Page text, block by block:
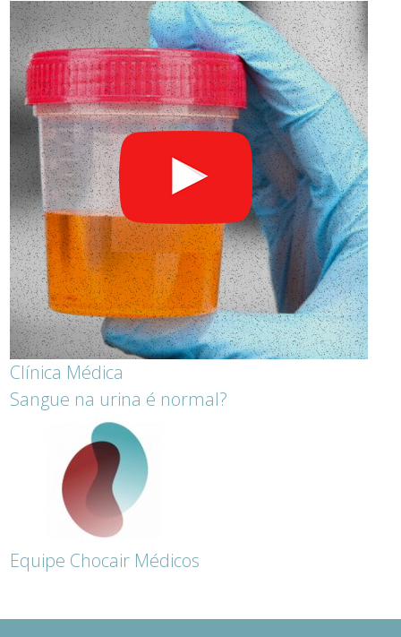
Clínica Médica
Sangue na urina é normal?
Equipe Chocair Médicos